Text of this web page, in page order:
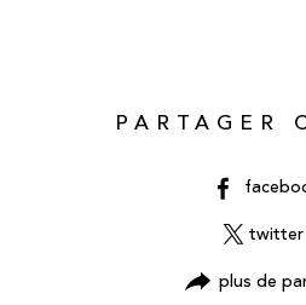
PARTAGER
twitter
plus de